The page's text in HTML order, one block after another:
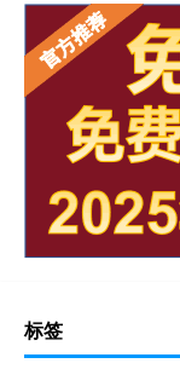
标签